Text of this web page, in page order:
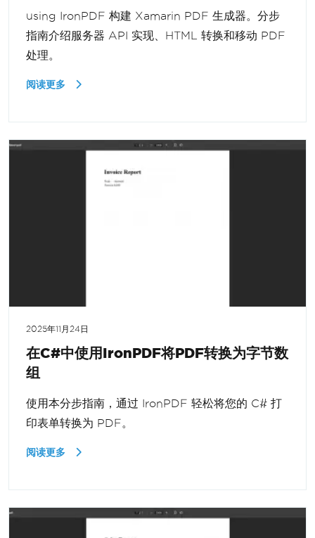
using IronPDF 构建 Xamarin PDF 生成器。分步
指南介绍服务器 API 实现、HTML 转换和移动 PDF
处理。
阅读更多
2025年11月24日
在C#中使用IronPDF将PDF转换为字节数
组
使用本分步指南，通过 IronPDF 轻松将您的 C# 打
印表单转换为 PDF。
阅读更多